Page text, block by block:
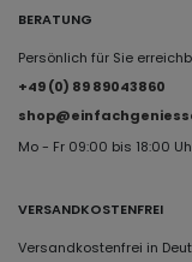
BERATUNG
Persönlich für Sie
+49 (0) 89 89043860
Mo - Fr 09:00 bis 18:00
VERSANDKOSTENFREI
Versandkostenfrei in